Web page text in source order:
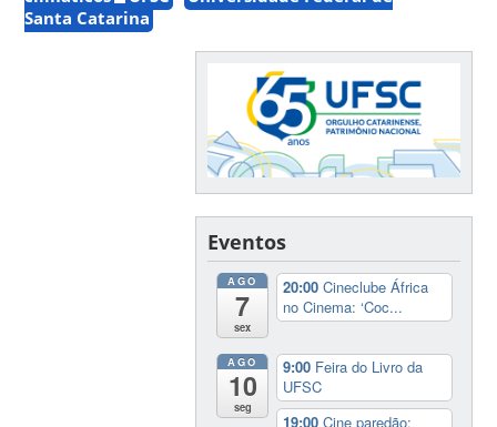
Santa Catarina
Eventos
AGO
7
sex
20:00Cineclube África
no Cinema: ‘Coc...
AGO
10
seg
9:00 Feira do Livro da
UFSC
19:00Cine paredão: